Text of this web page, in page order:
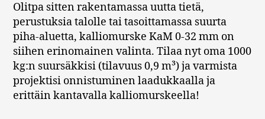
Olitpa sitten rakentamassa uutta tietä,
perustuksia talolle tai tasoittamassa suurta
piha-aluetta, kalliomurske KaM 0-32 mm on
siihen erinomainen valinta. Tilaa nyt oma 1000
kg:n suursäkkisi (tilavuus 0,9 m³) ja varmista
projektisi onnistuminen laadukkaalla ja
erittäin kantavalla kalliomurskeella!